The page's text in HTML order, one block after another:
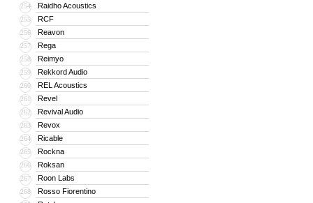
254 Raidho Acoustics
255 RCF
256 Reavon
257 Rega
258 Reimyo
259 Rekkord Audio
260 REL Acoustics
261 Revel
262 Revival Audio
263 Revox
264 Ricable
265 Rockna
266 Roksan
267 Roon Labs
268 Rosso Fiorentino